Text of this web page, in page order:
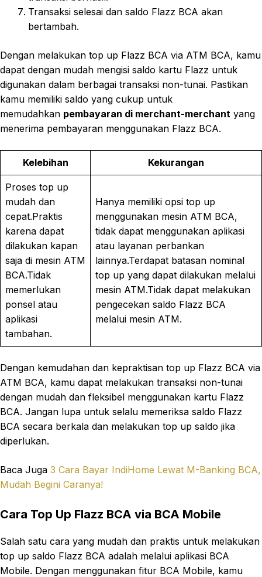
Transaksi selesai dan saldo Flazz BCA akan
bertambah.
Dengan melakukan top up Flazz BCA via ATM BCA, kamu
dapat dengan mudah mengisi saldo kartu Flazz untuk
digunakan dalam berbagai transaksi non-tunai. Pastikan
kamu memiliki saldo yang cukup untuk
memudahkan pembayaran di merchant-merchant yang
menerima pembayaran menggunakan Flazz BCA.
Kelebihan Kekurangan
Proses top up
mudah dan
cepat.Praktis
karena dapat
dilakukan kapan
saja di mesin ATM
BCA.Tidak
memerlukan
ponsel atau
aplikasi
tambahan.
Hanya memiliki opsi top up
menggunakan mesin ATM BCA,
tidak dapat menggunakan aplikasi
atau layanan perbankan
lainnya.Terdapat batasan nominal
top up yang dapat dilakukan melalui
mesin ATM.Tidak dapat melakukan
pengecekan saldo Flazz BCA
melalui mesin ATM.
Dengan kemudahan dan kepraktisan top up Flazz BCA via
ATM BCA, kamu dapat melakukan transaksi non-tunai
dengan mudah dan fleksibel menggunakan kartu Flazz
BCA. Jangan lupa untuk selalu memeriksa saldo Flazz
BCA secara berkala dan melakukan top up saldo jika
diperlukan.
Baca Juga 3 Cara Bayar IndiHome Lewat M-Banking BCA,
Mudah Begini Caranya!
Cara Top Up Flazz BCA via BCA Mobile
Salah satu cara yang mudah dan praktis untuk melakukan
top up saldo Flazz BCA adalah melalui aplikasi BCA
Mobile. Dengan menggunakan fitur BCA Mobile, kamu